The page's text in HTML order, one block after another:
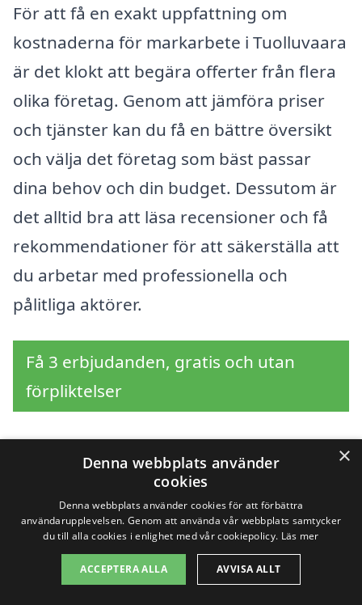
För att få en exakt uppfattning om
kostnaderna för markarbete i Tuolluvaara
är det klokt att begära offerter från flera
olika företag. Genom att jämföra priser
och tjänster kan du få en bättre översikt
och välja det företag som bäst passar
dina behov och din budget. Dessutom är
det alltid bra att läsa recensioner och få
rekommendationer för att säkerställa att
du arbetar med professionella och
pålitliga aktörer.
Få 3 erbjudanden, gratis och utan
förpliktelser
Sök efter en
professionell för
markarbete i andra
städer nära Tuolluvaara
×
Denna webbplats använder
cookies
Denna webbplats använder cookies för att förbättra
användarupplevelsen. Genom att använda vår webbplats samtycker
du till alla cookies i enlighet med vår cookiepolicy. Läs mer
ACCEPTERA ALLA AVVISA ALLT